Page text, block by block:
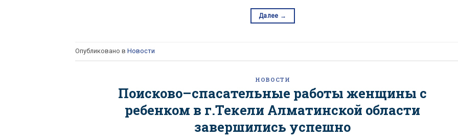
Далее →
Опубликовано в Новости
НОВОСТИ
Поисково–спасательные работы женщины с
ребенком в г.Текели Алматинской области
завершились успешно